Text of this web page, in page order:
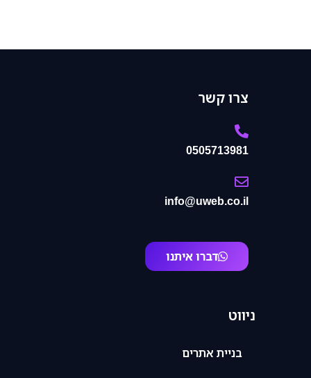
צרו קשר
0505713981
info@uweb.co.il
דברו איתנו
ניווט
בניית אתרים